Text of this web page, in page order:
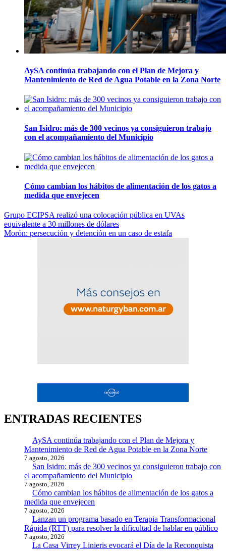
AySA continúa trabajando con el Plan de Mejora y
Mantenimiento de Red de Agua Potable en la Zona Norte
San Isidro: más de 300 vecinos ya consiguieron trabajo
con el acompañamiento del Municipio
Cómo cambian los hábitos de alimentación de los gatos a
medida que envejecen
Navegación
de
Grupo ECIPSA realizó una colocación pública en UVAs
equivalente a 30 millones de dólares
Morón: persecución y detención en un caso de estafa
ENTRADAS RECIENTES
AySA continúa trabajando con el Plan de Mejora y
Mantenimiento de Red de Agua Potable en la Zona Norte
7 agosto, 2026
San Isidro: más de 300 vecinos ya consiguieron trabajo con
el acompañamiento del Municipio
7 agosto, 2026
Cómo cambian los hábitos de alimentación de los gatos a
medida que envejecen
7 agosto, 2026
Lanzan un programa basado en Terapia Transformacional
Rápida (RTT) para resolver la dificultad de hablar en público
7 agosto, 2026
La Casa Virrey Linieris evocará el Día de la Reconquista